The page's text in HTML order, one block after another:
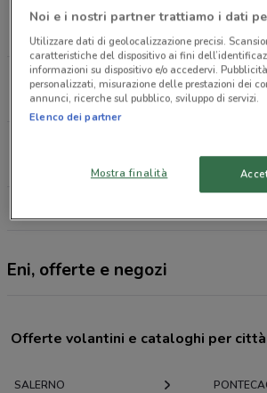
Mercatello Salerno
3.6 km
Nuova Canale Cava De' Tirreni
5.3 km
5.4 km
Eni, offerte e negozi
Offerte volantini e cataloghi per
SALERNO
Noi e i nostri partner trattiamo i dati
Utilizzare dati di geolocalizzazione precisi.
caratteristiche del dispositivo ai fini
informazioni su dispositivo e/o accedervi.
personalizzati, misurazione delle prestazioni dei
annunci, ricerche sul pubblico, sviluppo di servizi.
Elenco dei partner
Mostra finalità